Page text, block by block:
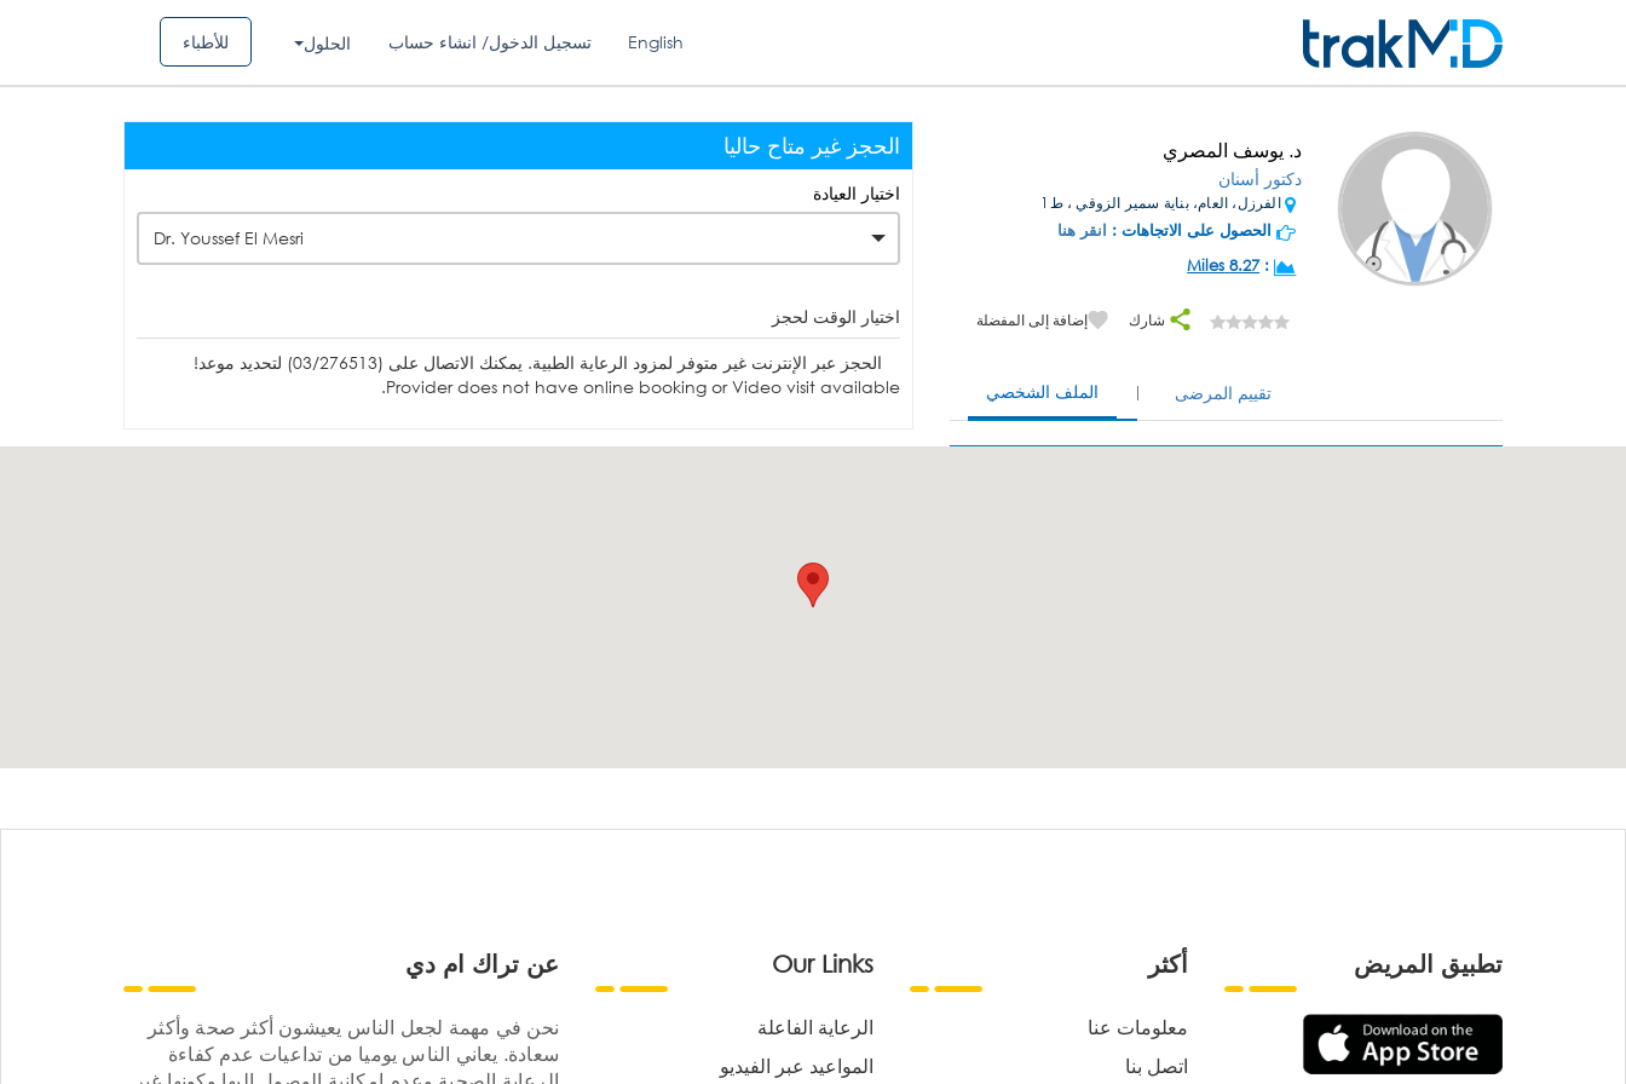
للأطباء الحلول تسجيل الدخول/ انشاء حساب English
د. يوسف المصري
دكتور أسنان
الفرزل، العام، بناية سمير الزوقي ، ط1
الحصول على الاتجاهات : انقر هنا
:
8.27 Miles
شارك إضافة إلى المفضلة
الملف الشخصي تقييم المرضى
الحجز غير متاح حاليا
اختيار العيادة
Dr. Youssef El Mesri
اختيار الوقت لحجز
الحجز عبر الإنترنت غير متوفر لمزود الرعاية الطبية. يمكنك الاتصال على (03/276513) لتحديد موعد!
Provider does not have online booking or Video visit available.
عن تراك ام دي
نحن في مهمة لجعل الناس يعيشون أكثر صحة وأكثر
سعادة. يعاني الناس يوميا من تداعيات عدم كفاءة
Our Links
الرعاية الفاعلة
المواعيد عبر الفيديو
أكثر
معلومات عنا
اتصل بنا
تطبيق المريض